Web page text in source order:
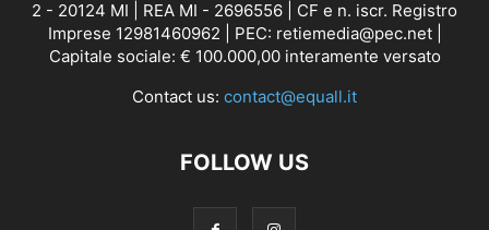
2 - 20124 MI | REA MI - 2696556 | CF e n. iscr. Registro
Imprese 12981460962 | PEC: retiemedia@pec.net |
Capitale sociale: € 100.000,00 interamente versato
Contact us: contact@equall.it
FOLLOW US